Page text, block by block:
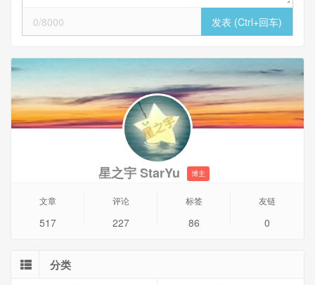
0/8000
星之宇 StarYu 博主
文章
517
评论
227
标签
86
友链
0
分类